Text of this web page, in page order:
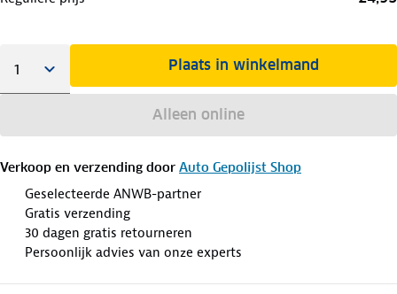
Plaats in winkelmand
Alleen online
Verkoop en verzending door Auto Gepolijst Shop
Geselecteerde ANWB-partner
Gratis verzending
30 dagen gratis retourneren
Persoonlijk advies van onze experts